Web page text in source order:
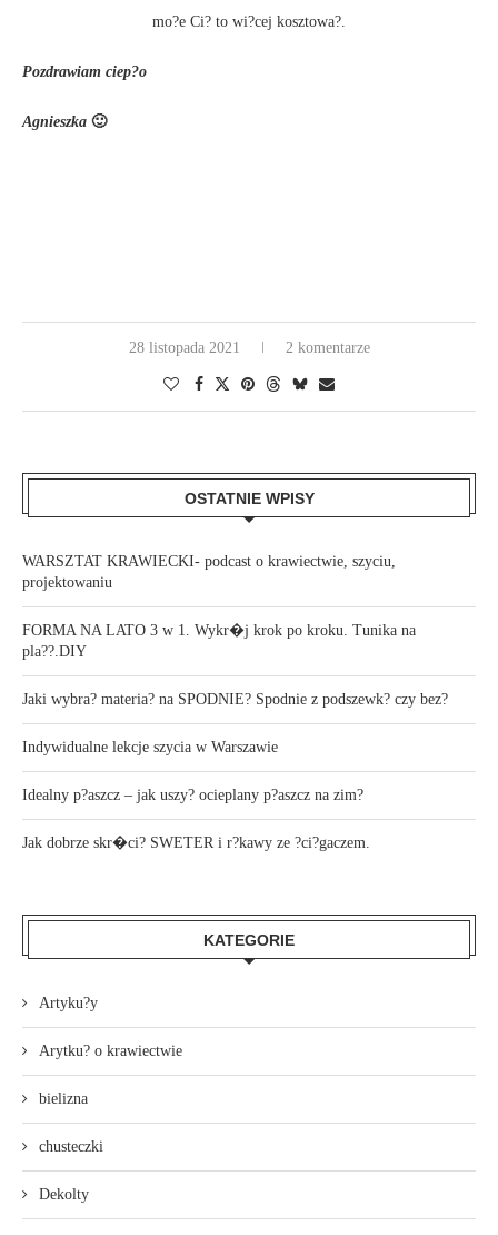
mo?e Ci? to wi?cej kosztowa?.
Pozdrawiam ciep?o
Agnieszka 🙂
28 listopada 2021 2 komentarze
OSTATNIE WPISY
WARSZTAT KRAWIECKI- podcast o krawiectwie, szyciu,
projektowaniu
FORMA NA LATO 3 w 1. Wykr�j krok po kroku. Tunika na
pla??.DIY
Jaki wybra? materia? na SPODNIE? Spodnie z podszewk? czy bez?
Indywidualne lekcje szycia w Warszawie
Idealny p?aszcz – jak uszy? ocieplany p?aszcz na zim?
Jak dobrze skr�ci? SWETER i r?kawy ze ?ci?gaczem.
KATEGORIE
Artyku?y
Arytku? o krawiectwie
bielizna
chusteczki
Dekolty